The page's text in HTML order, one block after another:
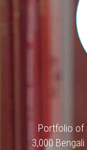
Portfolio of
3,000